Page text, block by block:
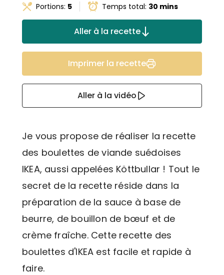
Portions: 5 Temps total: 30 mins
Aller à la recette
Imprimer la recette
Aller à la vidéo
Je vous propose de réaliser la recette
des boulettes de viande suédoises
IKEA, aussi appelées Köttbullar ! Tout le
secret de la recette réside dans la
préparation de la sauce à base de
beurre, de bouillon de bœuf et de
crème fraîche. Cette recette des
boulettes d'IKEA est facile et rapide à
faire.